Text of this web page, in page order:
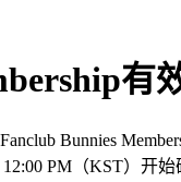
有
Bunnies
PM（KST）开始